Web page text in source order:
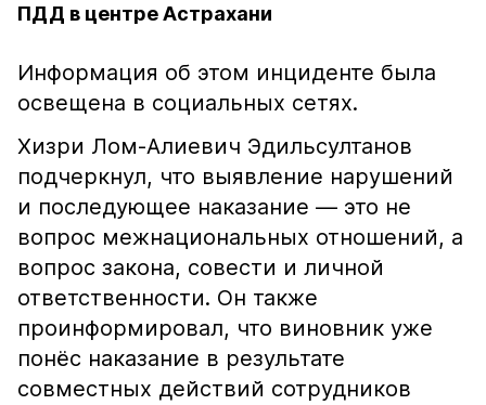
ПДД в центре Астрахани
Информация об этом инциденте была
освещена в социальных сетях.
Хизри Лом-Алиевич Эдильсултанов
подчеркнул, что выявление нарушений
и последующее наказание — это не
вопрос межнациональных отношений, а
вопрос закона, совести и личной
ответственности. Он также
проинформировал, что виновник уже
понёс наказание в результате
совместных действий сотрудников